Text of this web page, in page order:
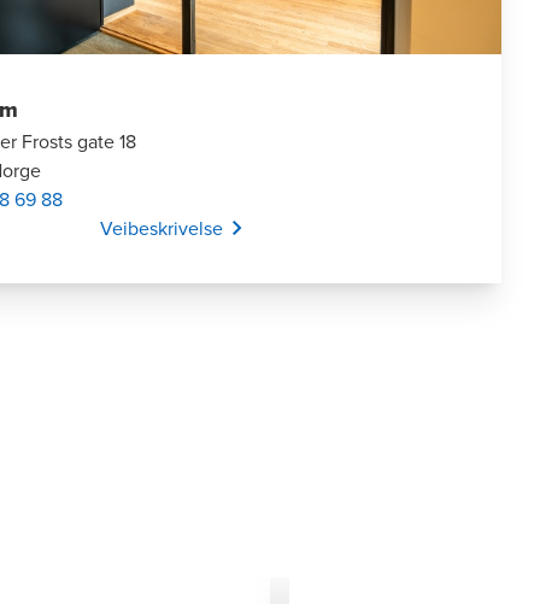
Frosts gate 18
69 88
VeibeskrivelseOpens In A New Window/tab